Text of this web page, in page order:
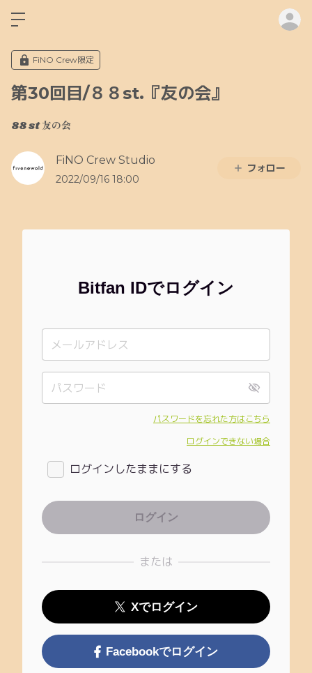
FiNO Crew限定
第30回目/８８st.『友の会』
88 st 友の会
FiNO Crew Studio
2022/09/16 18:00
フォロー
Bitfan IDでログイン
パスワードを忘れた方はこちら
ログインできない場合
ログインしたままにする
または
Xでログイン
Facebookでログイン